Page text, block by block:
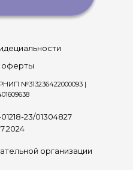
оферты
№313236422000093 |
23/01304827
организации